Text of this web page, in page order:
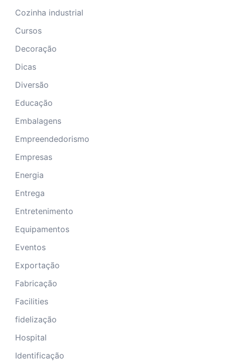
Cozinha industrial
Cursos
Decoração
Dicas
Diversão
Educação
Embalagens
Empreendedorismo
Empresas
Energia
Entrega
Entretenimento
Equipamentos
Eventos
Exportação
Fabricação
Facilities
fidelização
Hospital
Identificação